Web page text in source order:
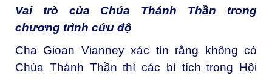
Vai trò của Chúa Thánh Thần trong
chương trình cứu độ
Cha Gioan Vianney xác tín rằng không có
Chúa Thánh Thần thì các bí tích trong Hội